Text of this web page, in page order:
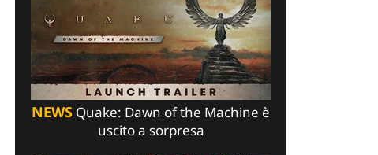
NEWS Quake: Dawn of the Machine è
uscito a sorpresa